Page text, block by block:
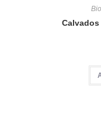
Bio
Calvados